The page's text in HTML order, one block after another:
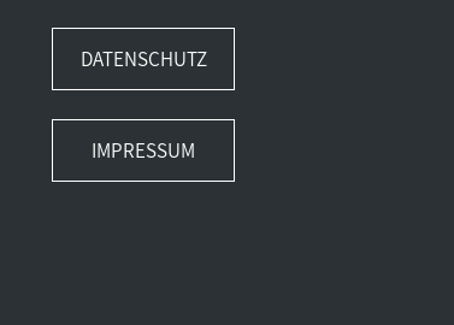
DATENSCHUTZ
IMPRESSUM